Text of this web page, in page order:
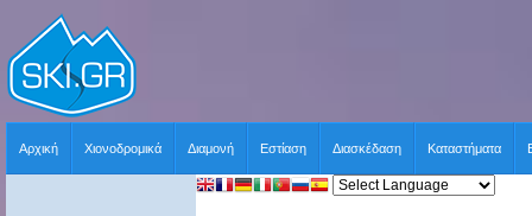
Αρχική Χιονοδρομικά Διαμονή Εστίαση Διασκέδαση Καταστήματα